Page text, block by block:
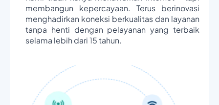
membangun kepercayaan. Terus berinovasi
menghadirkan koneksi berkualitas dan layanan
tanpa henti dengan pelayanan yang terbaik
selama lebih dari 15 tahun.